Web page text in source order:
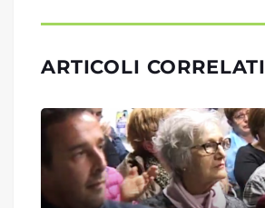
ARTICOLI CORRELATI